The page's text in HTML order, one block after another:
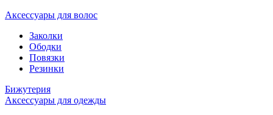
Аксессуары для волос
Заколки
Ободки
Повязки
Резинки
Бижутерия
Аксессуары для одежды